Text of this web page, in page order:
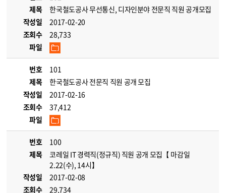
제목
한국철도공사 무선통신, 디자인분야 전문직 직원 공개모집
작성일
2017-02-20
조회수
28,733
파일
번호
101
제목
한국철도공사 전문직 직원 공개 모집
작성일
2017-02-16
조회수
37,412
파일
번호
100
제목
코레일 IT 경력직(정규직) 직원 공개 모집【 마감일
2.22(수), 14시】
작성일
2017-02-08
조회수
29,734